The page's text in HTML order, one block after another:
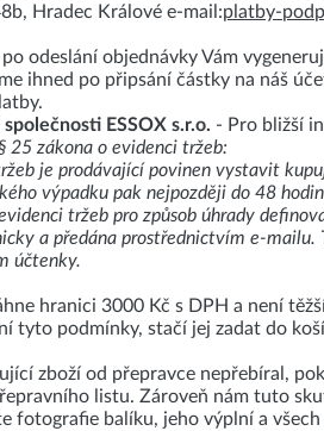
Hradec Králové e-mail:platby-
odeslání objednávky Vám
ihned po připsání částky na náš
ESSOX s.r.o. - Pro bližší
25 zákona o evidenci tržeb:
je prodávající povinen vystavit
výpadku pak nejpozději do 48
tržeb pro způsob úhrady
a předána prostřednictvím e-mailu.
účtenky.
hranici 3000 Kč s DPH a není
tyto podmínky, stačí jej zadat do
zboží od přepravce nepřebíral,
listu. Zároveň nám tuto
fotografie balíku, jeho výplní a